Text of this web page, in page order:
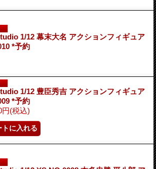
1/12 幕末大名 アクションフィギュア
*予約
1/12 豊臣秀吉 アクションフィギュア
*予約
円(税込)